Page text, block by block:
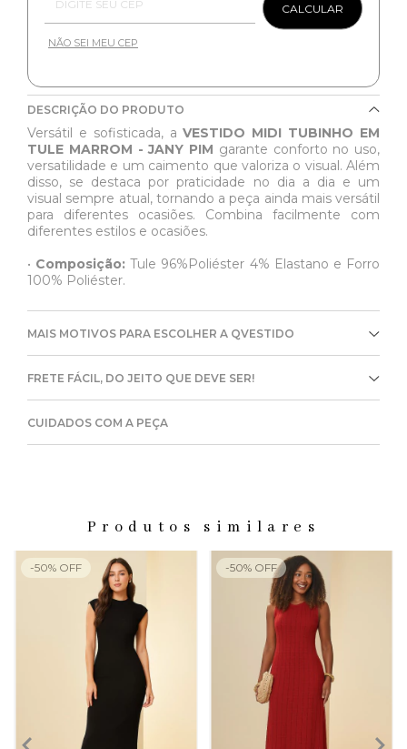
CALCULAR
NÃO SEI MEU CEP
DESCRIÇÃO DO PRODUTO
Versátil e sofisticada, aVESTIDO MIDI TUBINHO EM
TULE MARROM - JANY PIM garante conforto no uso,
versatilidade e um caimento que valoriza o visual. Além
disso, se destaca por praticidade no dia a dia e um
visual sempre atual, tornando a peça ainda mais versátil
para diferentes ocasiões. Combina facilmente com
diferentes estilos e ocasiões.
• Composição: Tule 96%Poliéster 4% Elastano e Forro
100% Poliéster.
MAIS MOTIVOS PARA ESCOLHER A QVESTIDO
FRETE FÁCIL, DO JEITO QUE DEVE SER!
CUIDADOS COM A PEÇA
Produtos similares
-50% OFF -50% OFF